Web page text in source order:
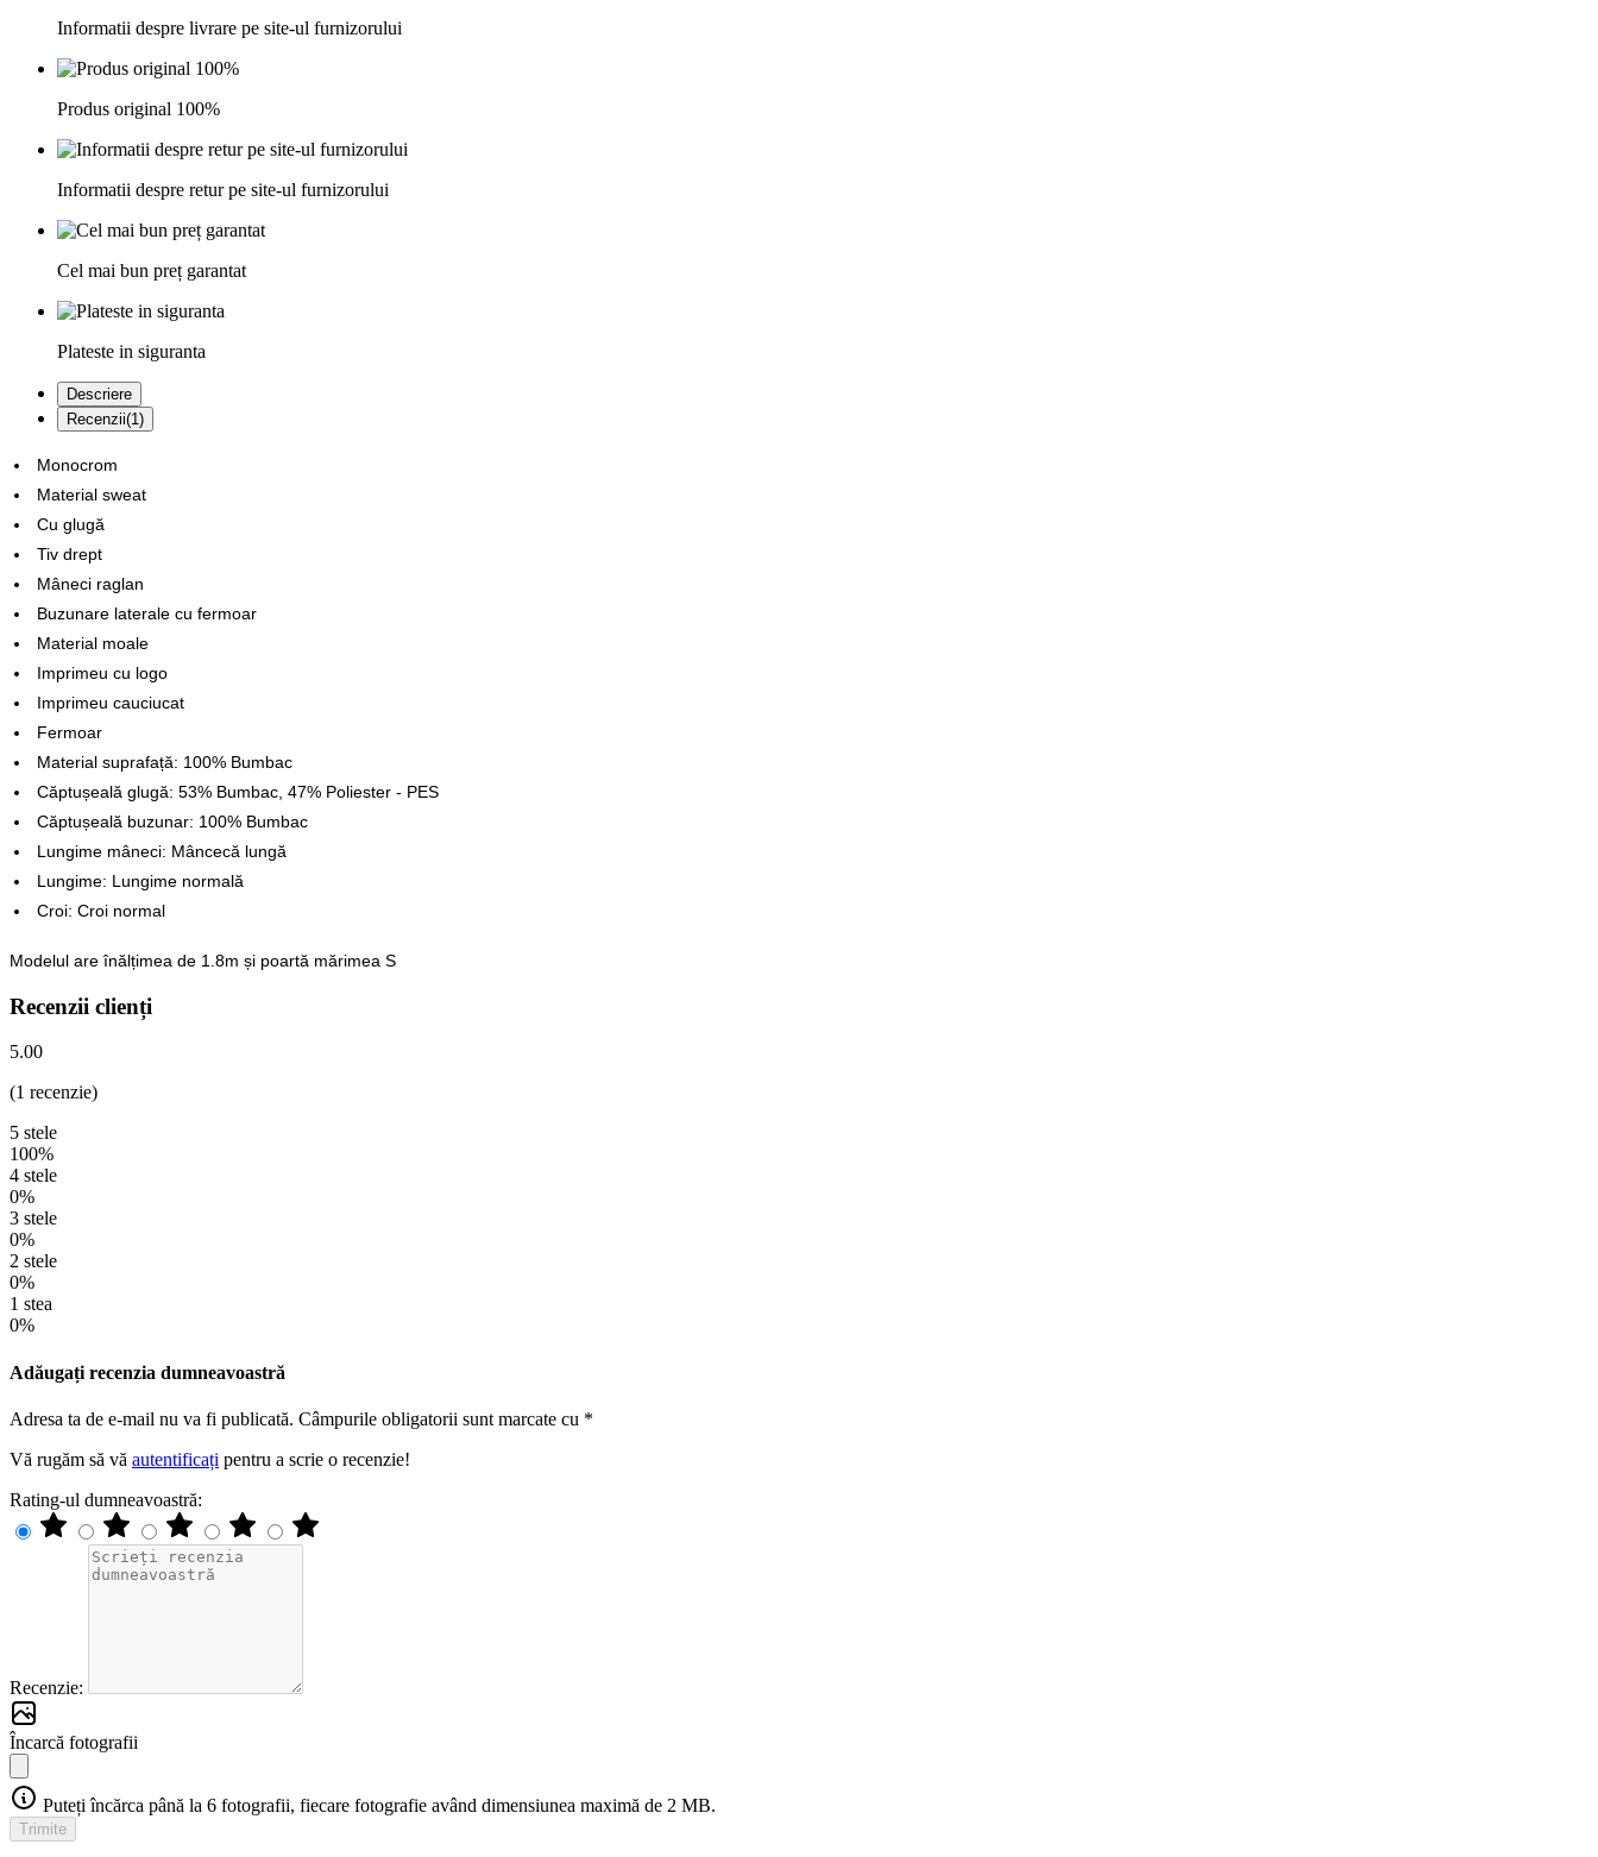
Informatii despre livrare pe site-ul furnizorului
Produs original 100%
Informatii despre retur pe site-ul furnizorului
Cel mai bun preț garantat
Plateste in siguranta
Descriere
Recenzii(1)
Monocrom
Material sweat
Cu glugă
Tiv drept
Mâneci raglan
Buzunare laterale cu fermoar
Material moale
Imprimeu cu logo
Imprimeu cauciucat
Fermoar
Material suprafață: 100% Bumbac
Căptușeală glugă: 53% Bumbac, 47% Poliester - PES
Căptușeală buzunar: 100% Bumbac
Lungime mâneci: Mâncecă lungă
Lungime: Lungime normală
Croi: Croi normal
Modelul are înălțimea de 1.8m și poartă mărimea S
Recenzii clienți
5.00
(1 recenzie)
5 stele
100%
4 stele
0%
3 stele
0%
2 stele
0%
1 stea
0%
Adăugați recenzia dumneavoastră
Adresa ta de e-mail nu va fi publicată. Câmpurile obligatorii sunt marcate cu *
Vă rugăm să vă autentificați pentru a scrie o recenzie!
Rating-ul dumneavoastră:
Recenzie:
Încarcă fotografii
Puteți încărca până la 6 fotografii, fiecare fotografie având dimensiunea maximă de 2 MB.
Trimite